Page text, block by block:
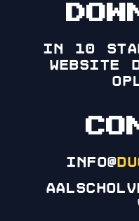
in 10
website
info@